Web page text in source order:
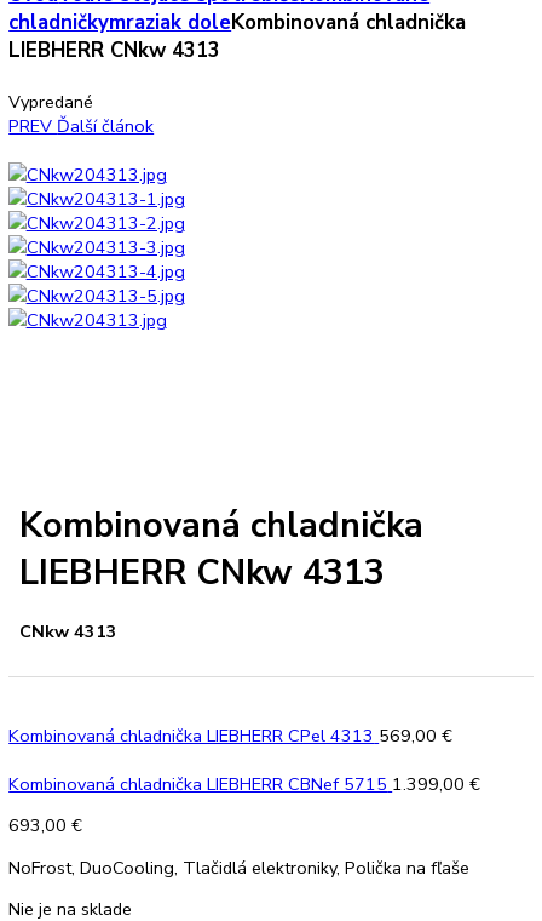
Ultra nízka teplota -86 °C
Skladovanie výbušných látok
Uncategorized
ÚvodVoľne stojace spotrebiče
chladničkymraziak dole
LIEBHERR CNkw 4313
Kombinovaná chladnička
LIEBHERR CNkw 4313